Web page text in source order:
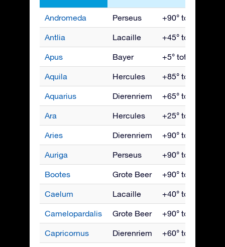
Andromeda Perseus +90° tot -40°
Antlia Lacaille +45° tot -90°
Apus Bayer +5° tot -90°
Aquila Hercules +85° tot -75°
Aquarius Dierenriem +65° tot -90°
Ara Hercules +25° tot -90°
Aries Dierenriem +90° tot -60°
Auriga Perseus +90° tot -40°
Bootes Grote Beer +90° tot -50°
Caelum Lacaille +40° tot -90°
Camelopardalis Grote Beer +90° tot -10°
Capricornus Dierenriem +60° tot -90°